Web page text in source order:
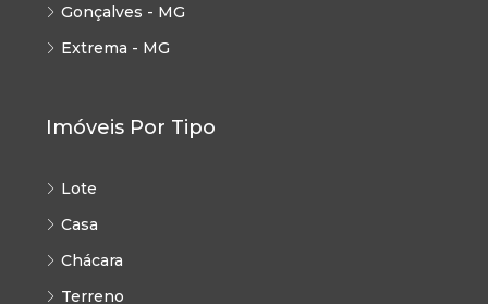
Gonçalves - MG
Extrema - MG
Imóveis Por Tipo
Lote
Casa
Chácara
Terreno